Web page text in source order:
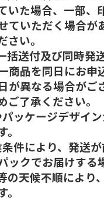
いた場合、一部、
ていただく場合が
さい。
括送付及び同時発
商品を同日にお申
が異なる場合がご
ご了承ください。
ッケージデザイ
件により、発送
ックでお届けする
の天候不順により